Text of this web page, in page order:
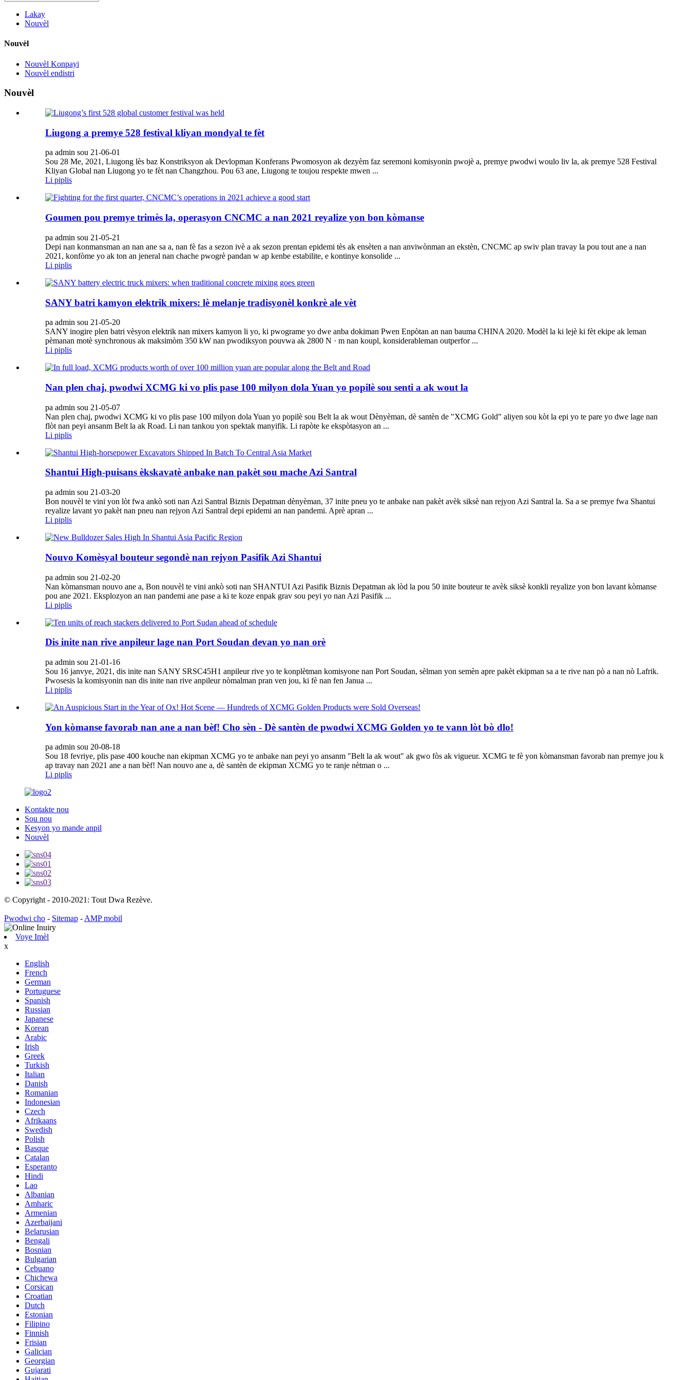
Lakay
Nouvèl
Nouvèl
Nouvèl Konpayi
Nouvèl endistri
Nouvèl
Liugong a premye 528 festival kliyan mondyal te fèt
pa admin sou 21-06-01
Sou 28 Me, 2021, Liugong lès baz Konstriksyon ak Devlopman Konferans Pwomosyon ak dezyèm faz seremoni komisyonin pwojè a, premye pwodwi woulo liv la, ak premye 528 Festival
Kliyan Global nan Liugong yo te fèt nan Changzhou. Pou 63 ane, Liugong te toujou respekte mwen ...
Li piplis
Goumen pou premye trimès la, operasyon CNCMC a nan 2021 reyalize yon bon kòmanse
pa admin sou 21-05-21
Depi nan konmansman an nan ane sa a, nan fè fas a sezon ivè a ak sezon prentan epidemi tès ak ensèten a nan anviwònman an ekstèn, CNCMC ap swiv plan travay la pou tout ane a nan
2021, konfòme yo ak ton an jeneral nan chache pwogrè pandan w ap kenbe estabilite, e kontinye konsolide ...
Li piplis
SANY batri kamyon elektrik mixers: lè melanje tradisyonèl konkrè ale vèt
pa admin sou 21-05-20
SANY inogire plen batri vèsyon elektrik nan mixers kamyon li yo, ki pwograme yo dwe anba dokiman Pwen Enpòtan an nan bauma CHINA 2020. Modèl la ki lejè ki fèt ekipe ak leman
pèmanan motè synchronous ak maksimòm 350 kW nan pwodiksyon pouvwa ak 2800 N · m nan koupl, konsiderableman outperfor ...
Li piplis
Nan plen chaj, pwodwi XCMG ki vo plis pase 100 milyon dola Yuan yo popilè sou senti a ak wout la
pa admin sou 21-05-07
Nan plen chaj, pwodwi XCMG ki vo plis pase 100 milyon dola Yuan yo popilè sou Belt la ak wout Dènyèman, dè santèn de "XCMG Gold" aliyen sou kòt la epi yo te pare yo dwe lage nan
flòt nan peyi ansanm Belt la ak Road. Li nan tankou yon spektak manyifik. Li rapòte ke ekspòtasyon an ...
Li piplis
Shantui High-puisans èkskavatè anbake nan pakèt sou mache Azi Santral
pa admin sou 21-03-20
Bon nouvèl te vini yon lòt fwa ankò soti nan Azi Santral Biznis Depatman dènyèman, 37 inite pneu yo te anbake nan pakèt avèk siksè nan rejyon Azi Santral la. Sa a se premye fwa Shantui
reyalize lavant yo pakèt nan pneu nan rejyon Azi Santral depi epidemi an nan pandemi. Aprè apran ...
Li piplis
Nouvo Komèsyal bouteur segondè nan rejyon Pasifik Azi Shantui
pa admin sou 21-02-20
Nan kòmansman nouvo ane a, Bon nouvèl te vini ankò soti nan SHANTUI Azi Pasifik Biznis Depatman ak lòd la pou 50 inite bouteur te avèk siksè konkli reyalize yon bon lavant kòmanse
pou ane 2021. Eksplozyon an nan pandemi ane pase a ki te koze enpak grav sou peyi yo nan Azi Pasifik ...
Li piplis
Dis inite nan rive anpileur lage nan Port Soudan devan yo nan orè
pa admin sou 21-01-16
Sou 16 janvye, 2021, dis inite nan SANY SRSC45H1 anpileur rive yo te konplètman komisyone nan Port Soudan, sèlman yon semèn apre pakèt ekipman sa a te rive nan pò a nan nò Lafrik.
Pwosesis la komisyonin nan dis inite nan rive anpileur nòmalman pran ven jou, ki fè nan fen Janua ...
Li piplis
Yon kòmanse favorab nan ane a nan bèf! Cho sèn - Dè santèn de pwodwi XCMG Golden yo te vann lòt bò dlo!
pa admin sou 20-08-18
Sou 18 fevriye, plis pase 400 kouche nan ekipman XCMG yo te anbake nan peyi yo ansanm "Belt la ak wout" ak gwo fòs ak vigueur. XCMG te fè yon kòmansman favorab nan premye jou k
ap travay nan 2021 ane a nan bèf! Nan nouvo ane a, dè santèn de ekipman XCMG yo te ranje nètman o ...
Li piplis
Kontakte nou
Sou nou
Kesyon yo mande anpil
Nouvèl
© Copyright - 2010-2021: Tout Dwa Rezève.
Pwodwi cho - Sitemap -AMP mobil
Voye Imèl
x
English
French
German
Portuguese
Spanish
Russian
Japanese
Korean
Arabic
Irish
Greek
Turkish
Italian
Danish
Romanian
Indonesian
Czech
Afrikaans
Swedish
Polish
Basque
Catalan
Esperanto
Hindi
Lao
Albanian
Amharic
Armenian
Azerbaijani
Belarusian
Bengali
Bosnian
Bulgarian
Cebuano
Chichewa
Corsican
Croatian
Dutch
Estonian
Filipino
Finnish
Frisian
Galician
Georgian
Gujarati